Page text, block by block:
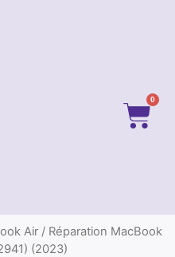
0
Air/ Réparation MacBook
(2023)